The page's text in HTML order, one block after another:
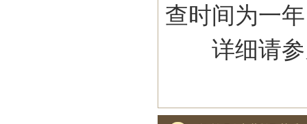
查时间为一
详细请参